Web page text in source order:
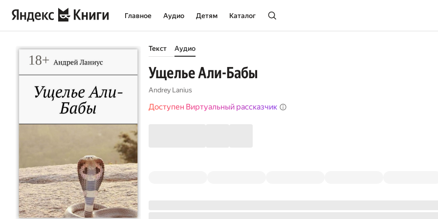
Главное Аудио Детям Каталог
Текст Аудио
Ущелье Али-Бабы
Andrey Lanius
Доступен Виртуальный рассказчик